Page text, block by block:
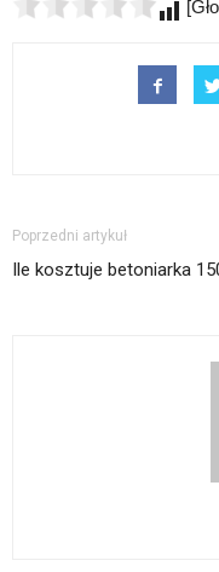
Poprzedni artykuł
Ile kosztuje betoniarka